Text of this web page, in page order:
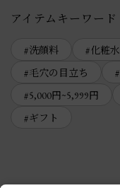
アイテムキーワード
洗顔料 化粧水
毛穴の目立ち
5,000円~5,999円
ギフト